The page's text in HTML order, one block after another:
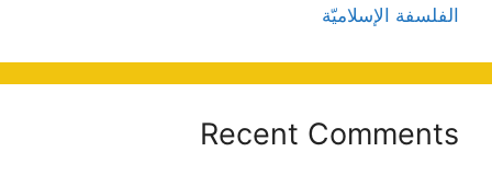
الفلسفة الإسلاميّة
Recent Comments